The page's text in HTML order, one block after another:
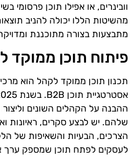
וובינרים, או אפילו תוכן פרסומי
מהשיטות הללו יכולה להניב
מתבצעות בצורה מתוכננת
פיתוח תוכן ממוקד
תכנון תוכן ממוקד לקהל הוא
ההבנה על הקהלים השונים
שלהם. יש לבצע סקרים, ראיונות
הצרכים, הבעיות והשאיפות של
לעסקים לפתח תוכן שמספק ערך